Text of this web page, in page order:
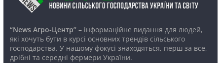
“News Агро-Центр”– інформаційне видання для людей,
які хочуть бути в курсі основних трендів сільського
господарства. У нашому фокусі знаходяться, перш за все,
дрібні та середні фермери України.